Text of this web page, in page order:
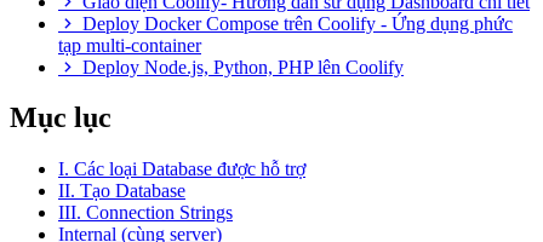
Deploy Docker Compose trên Coolify - Ứng dụng phức
tạp multi-container
Deploy Node.js, Python, PHP lên Coolify
Mục lục
I. Các loại Database được hỗ trợ
II. Tạo Database
III. Connection Strings
Internal (cùng server)